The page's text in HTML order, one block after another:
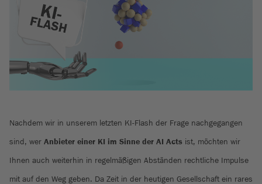
Nachdem wir in unserem letzten KI-Flash der Frage nachgegangen
sind, wer Anbieter einer KI im Sinne der AI Acts ist, möchten wir
Ihnen auch weiterhin in regelmäßigen Abständen rechtliche Impulse
mit auf den Weg geben. Da Zeit in der heutigen Gesellschaft ein rares